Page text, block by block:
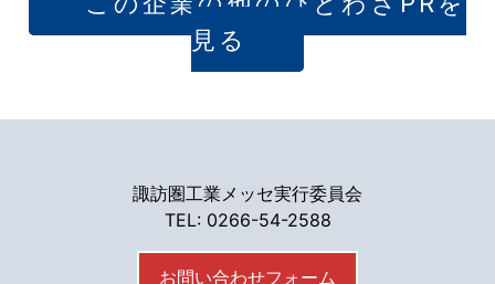
見る
諏訪圏工業メッセ実行委員会
TEL: 0266-54-2588
お問い合わせフォーム